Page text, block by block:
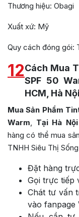
Thương hiệu: Obagi
Xuất xứ: Mỹ
Quy cách đóng gói:
12Cách Mua
SPF 50
HCM, Hà
Mua Sản Phẩm
Warm
Tại Hà
hàng có thể mua
TNHH Siêu Thị
Đặt hàng
Gọi trực tiếp
Chát tư vấn
vào fanpage